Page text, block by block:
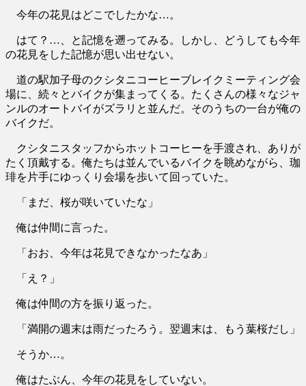
今年の花見はどこでしたかな…。
はて？…、と記憶を遡ってみる。しかし、どうしても今年
の花見をした記憶が思い出せない。
道の駅加子母のクシタニコーヒーブレイクミーティング会
場に、続々とバイクが集まってくる。たくさんの様々なジャ
ンルのオートバイがズラリと並んだ。そのうちの一台が俺の
バイクだ。
クシタニスタッフからホットコーヒーを手渡され、ありが
たく頂戴する。俺たちは並んでいるバイクを眺めながら、珈
琲を片手にゆっくり会場を歩いて回っていた。
「まだ、桜が咲いていたな」
俺は仲間に言った。
「おお、今年は花見できなかったなあ」
「え？」
俺は仲間の方を振り返った。
「満開の週末は雨だったろう。翌週末は、もう葉桜だし」
そうか…。
俺はたぶん、今年の花見をしていない。